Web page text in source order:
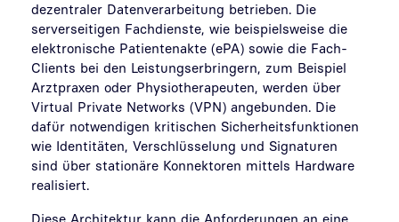
dezentraler Datenverarbeitung betrieben. Die
serverseitigen Fachdienste, wie beispielsweise die
elektronische Patientenakte (ePA) sowie die Fach-
Clients bei den Leistungserbringern, zum Beispiel
Arztpraxen oder Physiotherapeuten, werden über
Virtual Private Networks (VPN) angebunden. Die
dafür notwendigen kritischen Sicherheitsfunktionen
wie Identitäten, Verschlüsselung und Signaturen
sind über stationäre Konnektoren mittels Hardware
realisiert.
Diese Architektur kann die Anforderungen an eine